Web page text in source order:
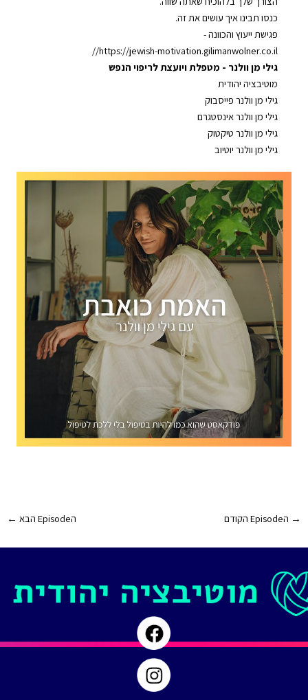
כנסו תבינו איך עושים את זה.
⁠פגישת ייעוץ והכוונה - ⁠⁠⁠⁠⁠⁠⁠⁠⁠
⁠⁠⁠⁠⁠⁠⁠⁠⁠https://jewish-motivation.gilimanwolner.co.il//⁠⁠⁠⁠⁠⁠⁠⁠⁠
גילי מן וולנר⁠ - ⁠⁠מטפלת ויועצת לריפוי הנפש⁠⁠
⁠⁠⁠⁠⁠⁠⁠⁠⁠⁠⁠⁠מוטיבציה יהודית⁠⁠⁠⁠⁠⁠⁠⁠⁠⁠⁠⁠
⁠⁠⁠⁠⁠⁠⁠⁠⁠⁠⁠⁠גילי מן וולנר פייסבוק⁠⁠⁠⁠⁠⁠⁠⁠⁠⁠⁠⁠
⁠⁠⁠⁠⁠⁠⁠⁠⁠⁠⁠⁠גילי מן וולנר אינסטגרם⁠⁠⁠⁠⁠⁠⁠⁠⁠⁠⁠
⁠⁠⁠⁠⁠⁠⁠⁠⁠⁠⁠⁠גילי מן וולנר טיקטוק⁠⁠⁠⁠⁠⁠⁠⁠⁠⁠⁠⁠
⁠⁠⁠⁠⁠⁠⁠⁠⁠⁠⁠גילי מן וולנר יוטיוב⁠⁠⁠⁠⁠⁠⁠⁠⁠⁠⁠⁠
Post→ הEpisode הקודם הEpisode הבא ←